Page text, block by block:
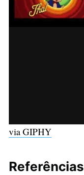
via GIPHY
Referências